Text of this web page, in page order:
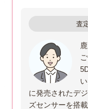
査
に発売されたデ
ズセンサーを搭